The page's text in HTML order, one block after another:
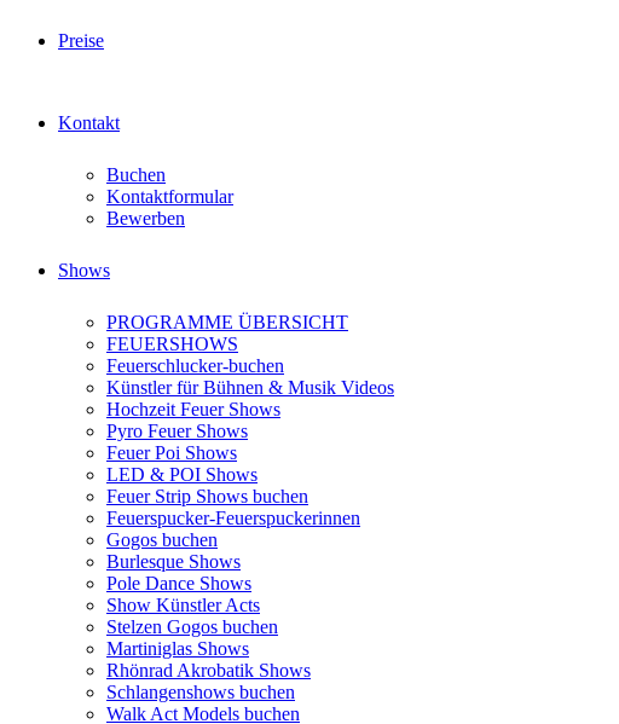
Preise
Kontakt
Buchen
Kontaktformular
Bewerben
Shows
PROGRAMME ÜBERSICHT
FEUERSHOWS
Feuerschlucker-buchen
Künstler für Bühnen & Musik Videos
Hochzeit Feuer Shows
Pyro Feuer Shows
Feuer Poi Shows
LED & POI Shows
Feuer Strip Shows buchen
Feuerspucker-Feuerspuckerinnen
Gogos buchen
Burlesque Shows
Pole Dance Shows
Show Künstler Acts
Stelzen Gogos buchen
Martiniglas Shows
Rhönrad Akrobatik Shows
Schlangenshows buchen
Walk Act Models buchen